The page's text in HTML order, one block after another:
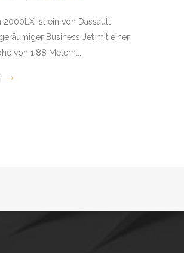
2000LX ist ein von Dassault
Business Jet mit einer
von 1,88 Metern....